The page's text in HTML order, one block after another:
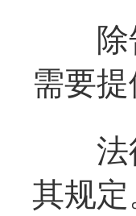
除告
需要提
法律
其规定